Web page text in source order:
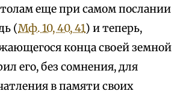
еще при самом послании
(Мф. 10, 40, 41) и теперь,
конца своей земной
его, без сомнения, для
в памяти своих